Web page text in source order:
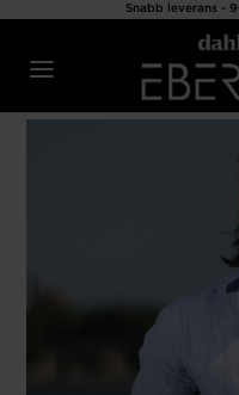
Snabb leverans -